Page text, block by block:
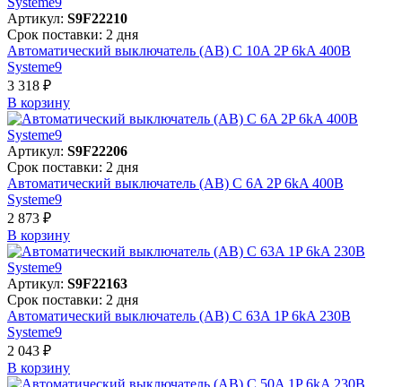
Артикул: S9F22210
Срок поставки: 2 дня
Автоматический выключатель (АВ) C 10A 2P 6kA 400В
Systeme9
3 318 ₽
В корзинy
Артикул: S9F22206
Срок поставки: 2 дня
Автоматический выключатель (АВ) C 6A 2P 6kA 400В
Systeme9
2 873 ₽
В корзинy
Артикул: S9F22163
Срок поставки: 2 дня
Автоматический выключатель (АВ) C 63A 1P 6kA 230В
Systeme9
2 043 ₽
В корзинy